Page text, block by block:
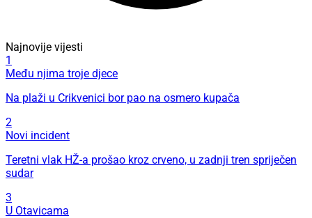
Najnovije vijesti
1
Među njima troje djece
Na plaži u Crikvenici bor pao na osmero kupača
2
Novi incident
Teretni vlak HŽ-a prošao kroz crveno, u zadnji tren spriječen
sudar
3
U Otavicama